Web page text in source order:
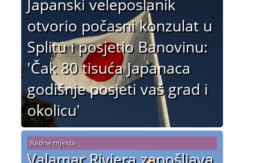
otvorio počasni konzulat u
Splitu i posjetio Banovinu:
'Čak 80 tisuća Japanaca
godišnje posjeti vaš grad i
okolicu'
Valamar Riviera zapošljava
Radna mjesta